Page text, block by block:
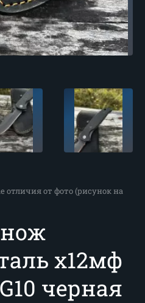
от фото (рисунок на
х12мф
черная